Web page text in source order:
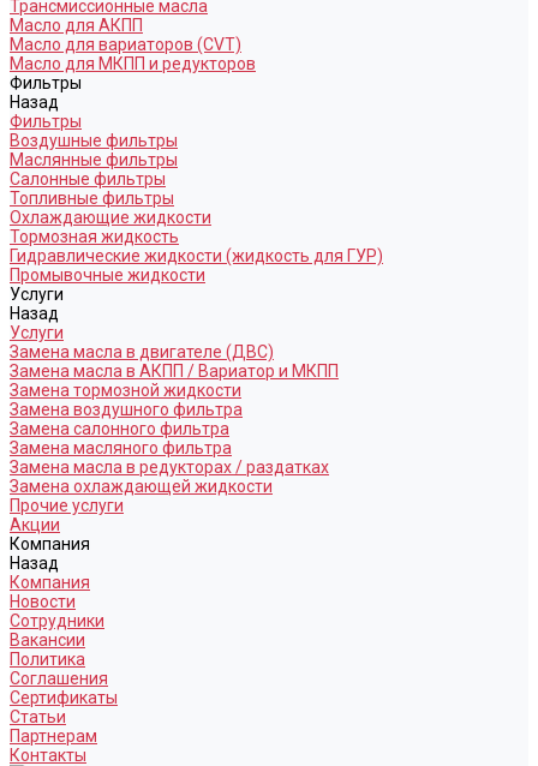
Трансмиссионные масла
Масло для АКПП
Масло для вариаторов (CVT)
Масло для МКПП и редукторов
Фильтры
Назад
Фильтры
Воздушные фильтры
Маслянные фильтры
Салонные фильтры
Топливные фильтры
Охлаждающие жидкости
Тормозная жидкость
Гидравлические жидкости (жидкость для ГУР)
Промывочные жидкости
Услуги
Назад
Услуги
Замена масла в двигателе (ДВС)
Замена масла в АКПП / Вариатор и МКПП
Замена тормозной жидкости
Замена воздушного фильтра
Замена салонного фильтра
Замена масляного фильтра
Замена масла в редукторах / раздатках
Замена охлаждающей жидкости
Прочие услуги
Акции
Компания
Назад
Компания
Новости
Сотрудники
Вакансии
Политика
Соглашения
Сертификаты
Статьи
Партнерам
Контакты